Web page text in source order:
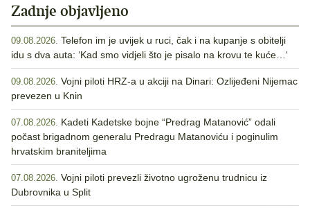
Zadnje objavljeno
09.08.2026. Telefon im je uvijek u ruci, čak i na kupanje s obitelji
idu s dva auta: ‘Kad smo vidjeli što je pisalo na krovu te kuće…‘
09.08.2026. Vojni piloti HRZ-a u akciji na Dinari: Ozlijeđeni Nijemac
prevezen u Knin
07.08.2026. Kadeti Kadetske bojne “Predrag Matanović” odali
počast brigadnom generalu Predragu Matanoviću i poginulim
hrvatskim braniteljima
07.08.2026. Vojni piloti prevezli životno ugroženu trudnicu iz
Dubrovnika u Split